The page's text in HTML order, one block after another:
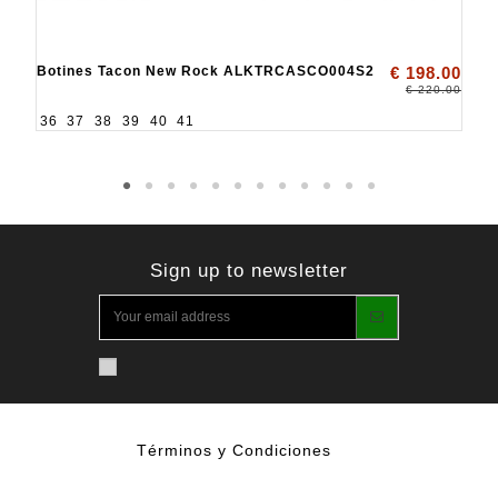
Botines Tacon New Rock ALKTRCASCO004S2 € 198.00
€ 220.00
36 37 38 39 40 41
Sign up to newsletter
Términos y Condiciones